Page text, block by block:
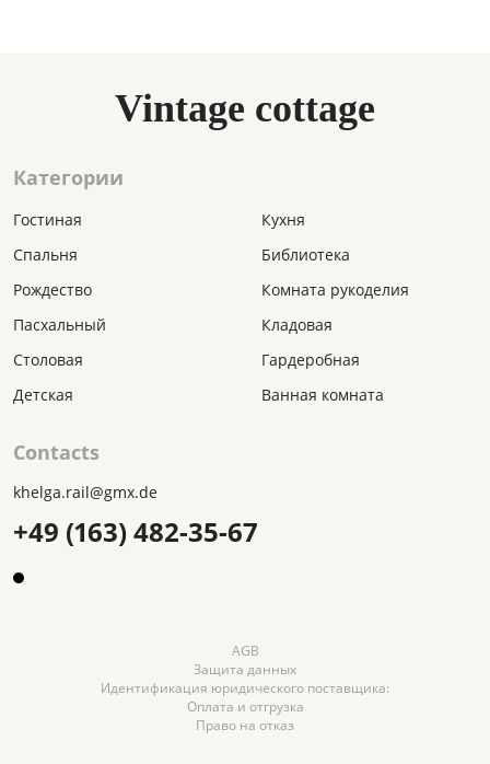
Vintage cottage
Категории
Гостиная
Спальня
Рождество
Пасхальный
Столовая
Детская
Кухня
Библиотека
Комната рукоделия
Кладовая
Гардеробная
Ванная комната
Contacts
khelga.rail@gmx.dе
+49 (163) 482-35-67
AGB
Защита данных
Идентификация юридического поставщика:
Оплата и отгрузка
Право на отказ